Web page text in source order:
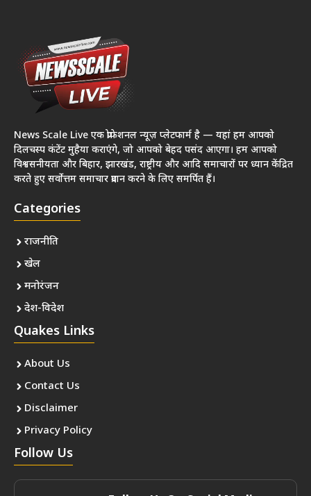
News Scale Live एक प्रोफेशनल न्यूज़ प्लेटफार्म है — यहां हम आपको
दिलचस्प कंटेंट मुहैया कराएंगे, जो आपको बेहद पसंद आएगा। हम आपको
विश्वसनीयता और बिहार, झारखंड, राष्ट्रीय और आदि समाचारों पर ध्यान केंद्रित
करते हुए सर्वोत्तम समाचार प्रदान करने के लिए समर्पित हैं।
Categories
राजनीति
खेल
मनोरंजन
देश-विदेश
Quakes Links
About Us
Contact Us
Disclaimer
Privacy Policy
Follow Us